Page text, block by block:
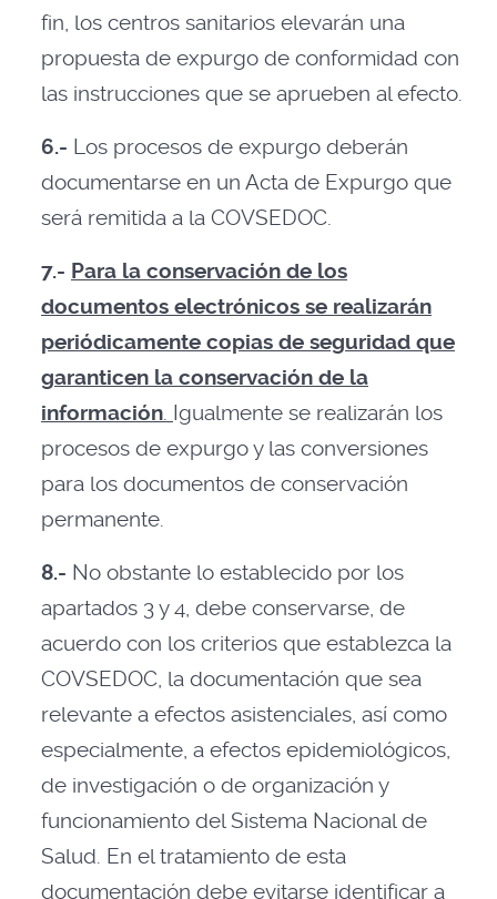
fin, los centros sanitarios elevarán una
propuesta de expurgo de conformidad con
las instrucciones que se aprueben al efecto.
6.- Los procesos de expurgo deberán
documentarse en un Acta de Expurgo que
será remitida a la COVSEDOC.
7.- Para la conservación de los
documentos electrónicos se realizarán
periódicamente copias de seguridad que
garanticen la conservación de la
información. Igualmente se realizarán los
procesos de expurgo y las conversiones
para los documentos de conservación
permanente.
8.- No obstante lo establecido por los
apartados 3 y 4, debe conservarse, de
acuerdo con los criterios que establezca la
COVSEDOC, la documentación que sea
relevante a efectos asistenciales, así como
especialmente, a efectos epidemiológicos,
de investigación o de organización y
funcionamiento del Sistema Nacional de
Salud. En el tratamiento de esta
documentación debe evitarse identificar a